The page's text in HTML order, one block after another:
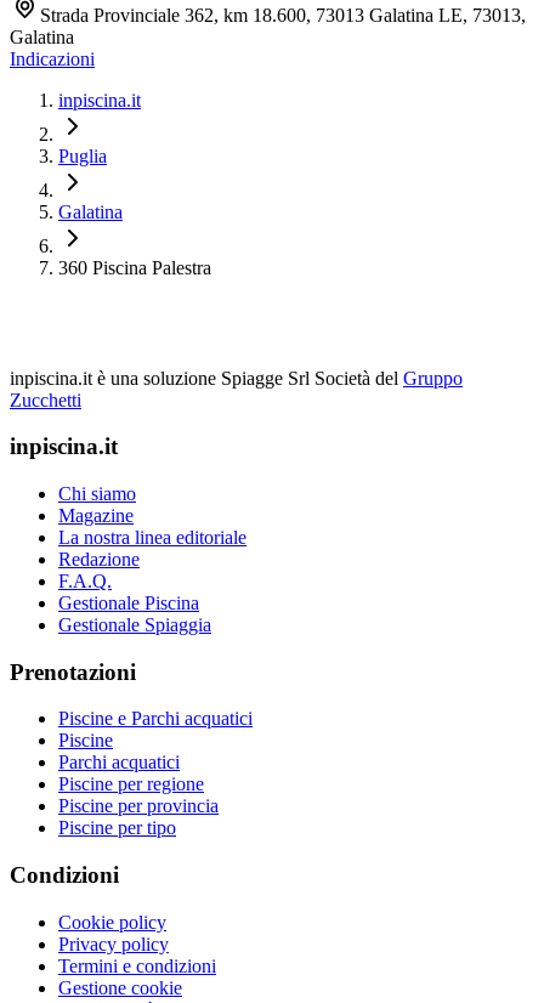
Strada Provinciale 362, km 18.600, 73013 Galatina LE, 73013,
Galatina
Indicazioni
inpiscina.it
Puglia
Galatina
360 Piscina Palestra
inpiscina.it è una soluzione Spiagge Srl Società del Gruppo
Zucchetti
inpiscina.it
Chi siamo
Magazine
La nostra linea editoriale
Redazione
F.A.Q.
Gestionale Piscina
Gestionale Spiaggia
Prenotazioni
Piscine e Parchi acquatici
Piscine
Parchi acquatici
Piscine per regione
Piscine per provincia
Piscine per tipo
Condizioni
Cookie policy
Privacy policy
Termini e condizioni
Gestione cookie